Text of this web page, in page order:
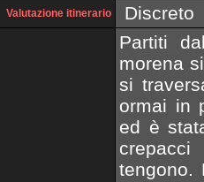
Valutazione itinerario Discreto
Partiti
morena
si
ormai in
ed è
tengono.